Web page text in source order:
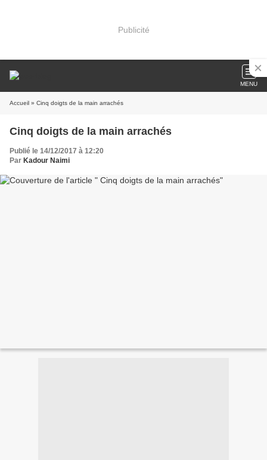
Publicité
MENU
Accueil » Cinq doigts de la main arrachés
Cinq doigts de la main arrachés
Publié le 14/12/2017 à 12:20
Par Kadour Naimi